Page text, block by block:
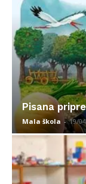
Pisana
Mala škola - 19/